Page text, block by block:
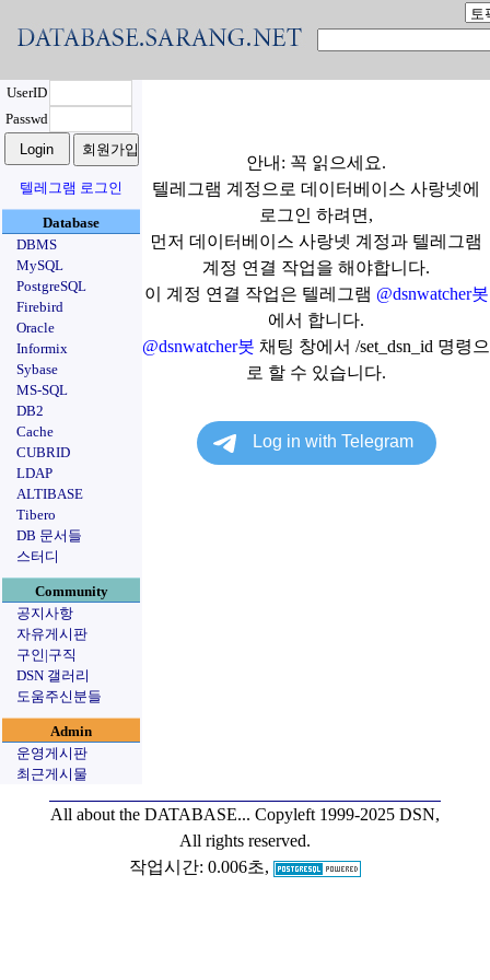
UserID
Passwd
텔레그램 로그인
Database
DBMS
MySQL
PostgreSQL
Firebird
Oracle
Informix
Sybase
MS-SQL
DB2
Cache
CUBRID
LDAP
ALTIBASE
Tibero
DB 문서들
스터디
Community
공지사항
자유게시판
구인|구직
DSN 갤러리
도움주신분들
Admin
운영게시판
최근게시물
안내: 꼭 읽으세요.
텔레그램 계정으로 데이터베이스 사랑넷에
로그인 하려면,
먼저 데이터베이스 사랑넷 계정과 텔레그램
계정 연결 작업을 해야합니다.
이 계정 연결 작업은 텔레그램 @dsnwatcher봇
에서 합니다.
@dsnwatcher봇 채팅 창에서 /set_dsn_id 명령으
로 할 수 있습니다.
All about the DATABASE... Copyleft 1999-2025 DSN,
All rights reserved.
작업시간: 0.006초,